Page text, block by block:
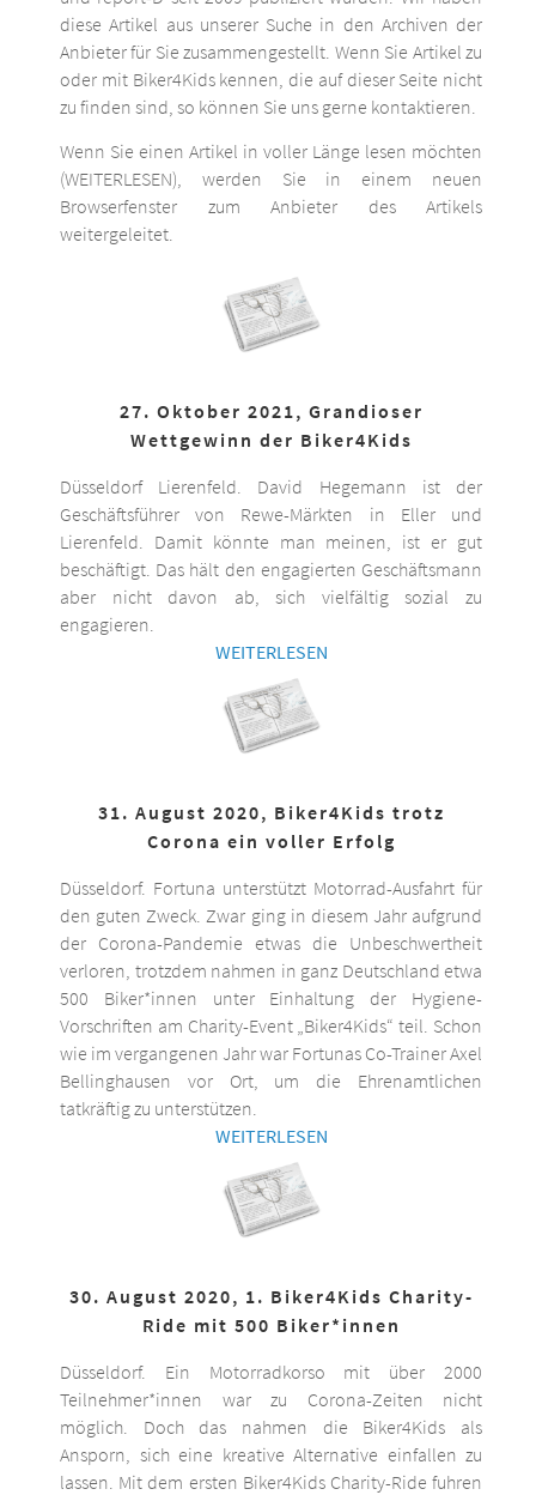
diese Artikel aus unserer Suche in den Archiven der
Anbieter für Sie zusammengestellt. Wenn Sie Artikel zu
oder mit Biker4Kids kennen, die auf dieser Seite nicht
zu finden sind, so können Sie uns gerne kontaktieren.
Wenn Sie einen Artikel in voller Länge lesen möchten
(WEITERLESEN), werden Sie in einem neuen
Browserfenster zum Anbieter des Artikels
weitergeleitet.
27. Oktober 2021, Grandioser
Wettgewinn der Biker4Kids
Düsseldorf Lierenfeld. David Hegemann ist der
Geschäftsführer von Rewe-Märkten in Eller und
Lierenfeld. Damit könnte man meinen, ist er gut
beschäftigt. Das hält den engagierten Geschäftsmann
aber nicht davon ab, sich vielfältig sozial zu
engagieren.
WEITERLESEN
31. August 2020, Biker4Kids trotz
Corona ein voller Erfolg
Düsseldorf. Fortuna unterstützt Motorrad-Ausfahrt für
den guten Zweck. Zwar ging in diesem Jahr aufgrund
der Corona-Pandemie etwas die Unbeschwertheit
verloren, trotzdem nahmen in ganz Deutschland etwa
500 Biker*innen unter Einhaltung der Hygiene-
Vorschriften am Charity-Event „Biker4Kids“ teil. Schon
wie im vergangenen Jahr war Fortunas Co-Trainer Axel
Bellinghausen vor Ort, um die Ehrenamtlichen
tatkräftig zu unterstützen.
WEITERLESEN
30. August 2020, 1. Biker4Kids Charity-
Ride mit 500 Biker*innen
Düsseldorf. Ein Motorradkorso mit über 2000
Teilnehmer*innen war zu Corona-Zeiten nicht
möglich. Doch das nahmen die Biker4Kids als
Ansporn, sich eine kreative Alternative einfallen zu
lassen. Mit dem ersten Biker4Kids Charity-Ride fuhren